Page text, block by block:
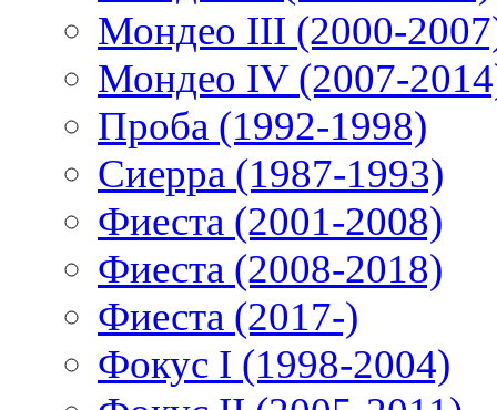
Мондео III (2000-
Мондео IV (2007-
Проба (1992-1998)
Сиерра (1987-1993)
Фиеста (2001-2008)
Фиеста (2008-2018)
Фиеста (2017-)
Фокус I (1998-2004)